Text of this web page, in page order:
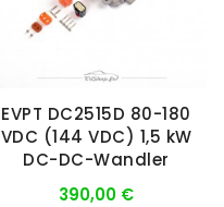
EVPT DC2515D 80-180
VDC (144 VDC) 1,5 kW
DC-DC-Wandler
390,00 €